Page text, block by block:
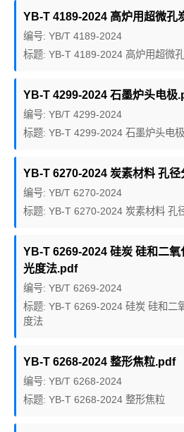
YB-T 4189-2024 高炉用超微孔
编号: YB/T 4189-2024
标题: YB-T 4189-2024 高炉用超微
YB-T 4299-2024 石墨炉头电极
编号: YB/T 4299-2024
标题: YB-T 4299-2024 石墨炉头电极
YB-T 6270-2024 炭素材料 孔
编号: YB/T 6270-2024
标题: YB-T 6270-2024 炭素材料 孔
YB-T 6269-2024 硅炭 硅和二
光度法.pdf
编号: YB/T 6269-2024
标题: YB-T 6269-2024 硅炭 硅和二
度法
YB-T 6268-2024 整形焦粒.pdf
编号: YB/T 6268-2024
标题: YB-T 6268-2024 整形焦粒